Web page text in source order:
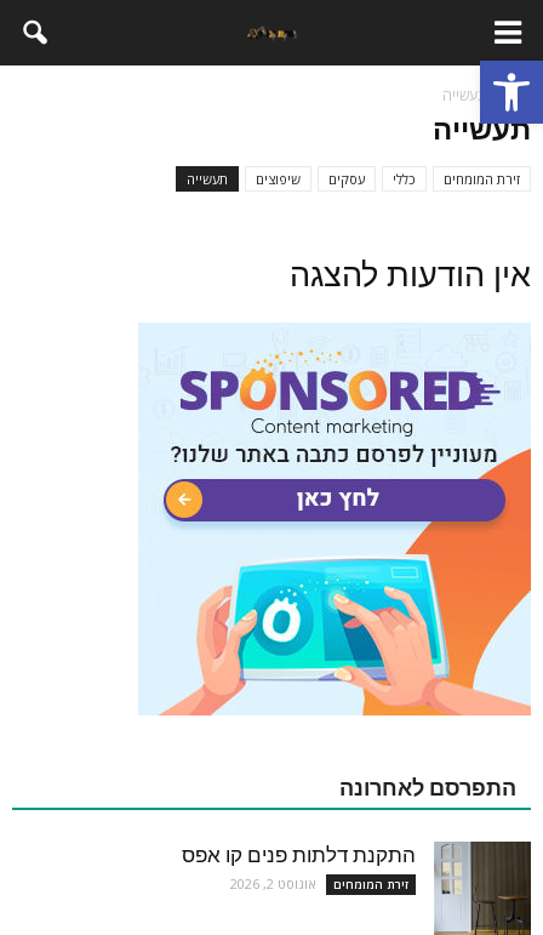
פתח סרגל נגישות
בית תעשייה
תעשייה
זירת המומחים כללי עסקים שיפוצים תעשייה
אין הודעות להצגה
התפרסם לאחרונה
התקנת דלתות פנים קו אפס
זירת המומחים אוגוסט 2, 2026